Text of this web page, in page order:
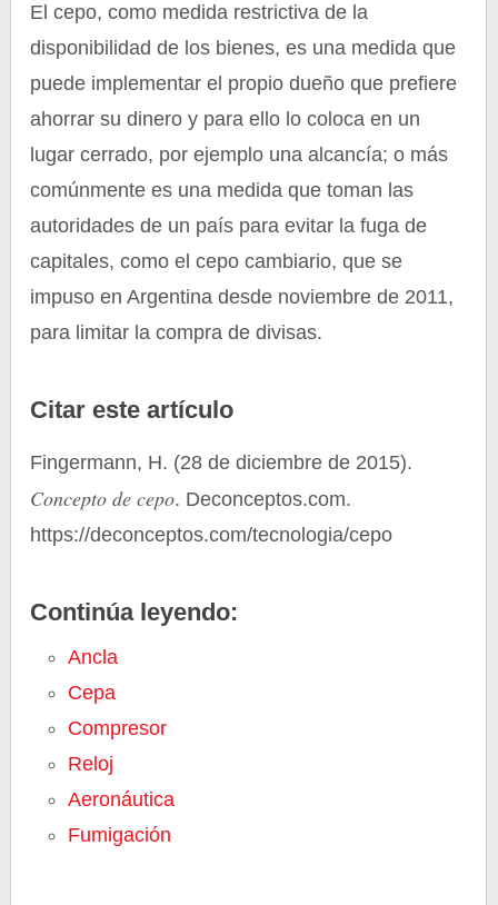
El cepo, como medida restrictiva de la
disponibilidad de los bienes, es una medida que
puede implementar el propio dueño que prefiere
ahorrar su dinero y para ello lo coloca en un
lugar cerrado, por ejemplo una alcancía; o más
comúnmente es una medida que toman las
autoridades de un país para evitar la fuga de
capitales, como el cepo cambiario, que se
impuso en Argentina desde noviembre de 2011,
para limitar la compra de divisas.
Citar este artículo
Fingermann, H. (28 de diciembre de 2015).
Concepto de cepo. Deconceptos.com.
https://deconceptos.com/tecnologia/cepo
Continúa leyendo:
Ancla
Cepa
Compresor
Reloj
Aeronáutica
Fumigación